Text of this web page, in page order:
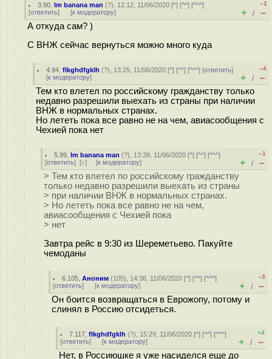
3.90 ,Im banana man (?), 12:12, 11/06/2020 [^] [^^] [^^^]
[ответить] [к модератору]
–1
+ / –
А откуда сам? )
C ВНЖ сейчас вернуться можно много куда
4.94 ,flkghdfgklh (?), 13:25, 11/06/2020 [^] [^^] [^^^] [ответить]
[к модератору]
–4
+ / –
Тем кто влетел по российскому гражданству только
недавно разрешили выехать из страны при наличии
ВНЖ в нормальных странах.
Но лететь пока все равно не на чем, авиасообщения с
Чехией пока нет
5.99 ,Im banana man (?), 13:39, 11/06/2020 [^] [^^] [^^^]
[ответить] [↓] [к модератору]
–1
+ / –
> Тем кто влетел по российскому гражданству
только недавно разрешили выехать из страны
> при наличии ВНЖ в нормальных странах.
> Но лететь пока все равно не на чем,
авиасообщения с Чехией пока
> нет
Завтра рейс в 9:30 из Шереметьево. Пакуйте
чемоданы
6.105 ,Аноним (105), 14:36, 11/06/2020 [^] [^^] [^^^]
[ответить] [к модератору]
–3
+ / –
Он боится возвращаться в Еврожопу, потому и
слинял в Россию отсидеться.
7.117 ,flkghdfgklh (?), 15:29, 11/06/2020 [^] [^^] [^^^]
[ответить] [к модератору]
+4
+ / –
Нет, в Россиюшке я уже насиделся еще до